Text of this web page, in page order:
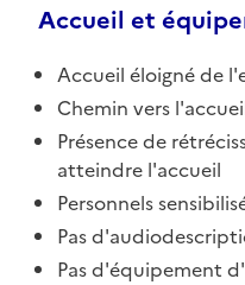
Accueil et
Accueil éloigné de
Chemin vers
Présence de
atteindre l'accueil
Personnels
Pas
Pas d'équipement